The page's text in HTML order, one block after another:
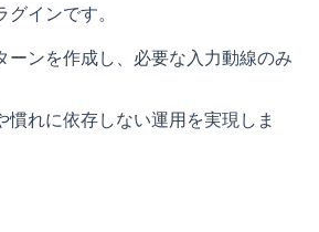
インです。
ーンを作成し、必要な入力動線のみ
慣れに依存しない運用を実現しま